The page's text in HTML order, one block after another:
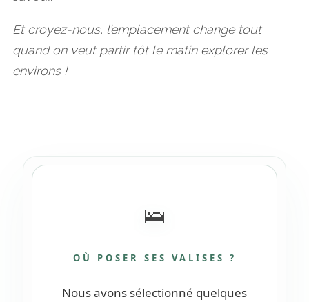
Et croyez-nous, l’emplacement change tout
quand on veut partir tôt le matin explorer les
environs !
🛌
OÙ POSER SES VALISES ?
Nous avons sélectionné quelques